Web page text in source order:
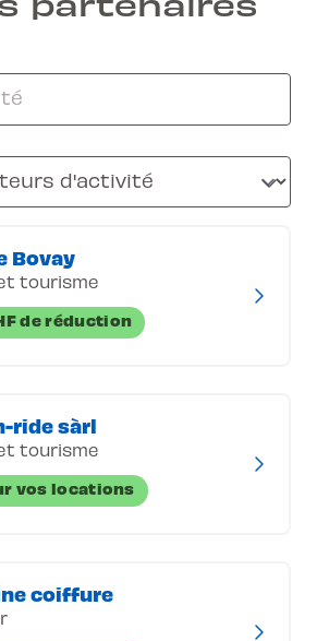
Bovay
tourisme
de réduction
ride sàrl
tourisme
vos locations
coiffure